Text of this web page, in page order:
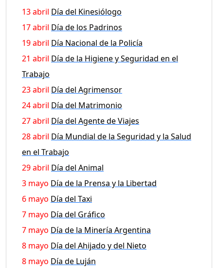
13 abril Día del Kinesiólogo
17 abril Día de los Padrinos
19 abril Día Nacional de la Policía
21 abril Día de la Higiene y Seguridad en el
Trabajo
23 abril Día del Agrimensor
24 abril Día del Matrimonio
27 abril Día del Agente de Viajes
28 abril Día Mundial de la Seguridad y la Salud
en el Trabajo
29 abril Día del Animal
3 mayo Día de la Prensa y la Libertad
6 mayo Día del Taxi
7 mayo Día del Gráfico
7 mayo Día de la Minería Argentina
8 mayo Día del Ahijado y del Nieto
8 mayo Día de Luján